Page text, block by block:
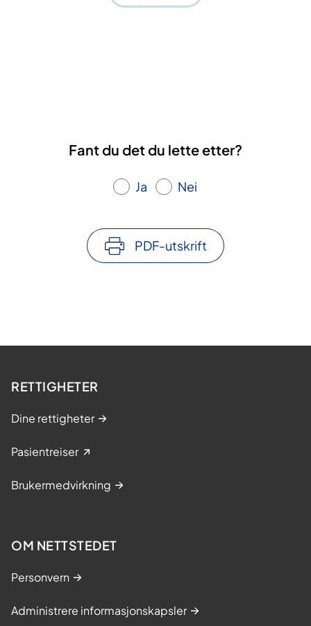
Fant du det du lette etter?
Ja Nei
PDF-utskrift
RETTIGHETER
Dine rettigheter
Pasientreiser
Brukermedvirkning
OM NETTSTEDET
Personvern
Administrere informasjonskapsler